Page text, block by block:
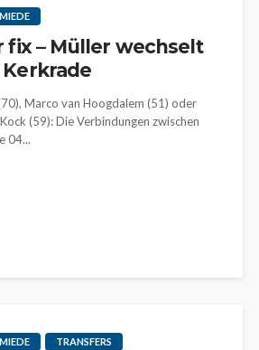
fix – Müller wechselt
Kerkrade
Marco van Hoogdalem (51) oder
(59): Die Verbindungen zwischen
04...
TRANSFERS